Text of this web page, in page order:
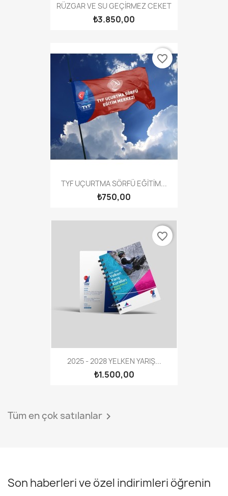
RÜZGAR VE SU GEÇİRMEZ CEKET
₺3.850,00
TYF UÇURTMA SÖRFÜ EĞİTİM...
₺750,00
favorite_border
2025 - 2028 YELKEN YARIŞ...
₺1.500,00
favorite_border
Tüm en çok satılanlar 
Son haberleri ve özel indirimleri öğrenin